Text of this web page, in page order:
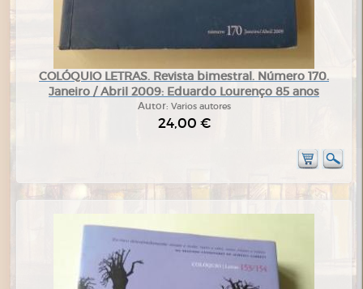
COLÓQUIO LETRAS. Revista bimestral. Número 170.
Janeiro / Abril 2009: Eduardo Lourenço 85 anos
Autor: Varios autores
24,00 €